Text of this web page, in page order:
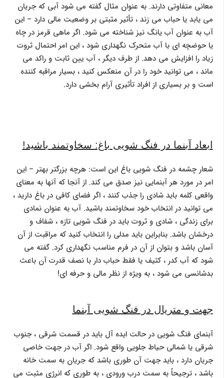
معانی متفاوتی دارند. به عنوان مثال گفته می شود آبی که جریان
می یابد یا حباب می زند ، تأثیر مثبتی بر وضعیت مالی دارد – این
آب به عنوان آب یانگ نیز شناخته می شود. اگر ماهی قرمز در چاه
یا حوضچه ای با آب متحرک نگهداری شود ، این امر احتمال ثروت
زیاد را افزایش می دهد. از طرف دیگر ، آب یین ثابت و راکد می
ماند ، می توانید خود را در آن منعکس کنید ، بسیار مراقبه کننده
است و بر بسیاری از افراد تأثیری آرام بخشی دارد.
ابعاد آبنما در فنگ شویی باغ: سخاوتمند باشید!
شعار چشمه در فنگ شویی باغ این است: هرچه بزرگتر بهتر – این
امر در مورد هر آبنمایی نیز صدق می کند. از آنجا که آنها به معنای
واقعی کلمه باید شادی را جذب کنند ، اگر فضای کافی در باغ دارید ،
می توانید در انتخاب خود سخاوتمند باشید. آب به عنوان نمادی
برای زندگی ، شادی و ثروت باید در فنگ شویی تازه ، شفاف و
درخشان باشد. بنابراین باید مدلی را انتخاب کنید که مراقبت از آن
آسان باشد و بتوان از آن در فرم مناسب نگهداری کرد. گفته می
شود که آب کدر ، کثیف یا فقط حباب دار با نصف قدرت آن باعث
بدشانسی می شود ، به ویژه از نظر مالی و حرفه ای!
جهت و متریال در فنگ شویی آبنما
آبنمای فنگ شویی در حالت ایده آل باید در قسمت شرقی ، جنوب
شرقی یا شمالی حیاط جلویی واقع شود. اگر آب در جهت خاصی
جریان دارد ، باید جهت آن طوری باشد که جریان به سمت خانه
باشد ، ترجیحاً به سمت درب ورودی ، به طوری که انرژی مثبت می